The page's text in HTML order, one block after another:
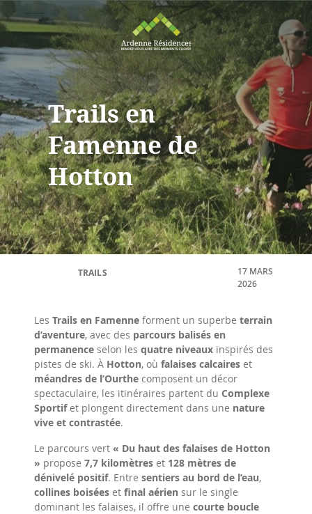
Trails en
Famenne de
Hotton
TRAILS
17 MARS
2026
Les Trails en Famenne forment un superbe terrain
d’aventure, avec des parcours balisés en
permanence selon les quatre niveaux inspirés des
pistes de ski. À Hotton, où falaises calcaires et
méandres de l’Ourthe composent un décor
spectaculaire, les itinéraires partent du Complexe
Sportifet plongent directement dans une nature
vive et contrastée.
Le parcours vert « Du haut des falaises de Hotton
» propose 7,7 kilomètres et 128 mètres de
dénivelé positif. Entre sentiers au bord de l’eau,
collines boisées et final aérien sur le single
dominant les falaises, il offre une courte boucle